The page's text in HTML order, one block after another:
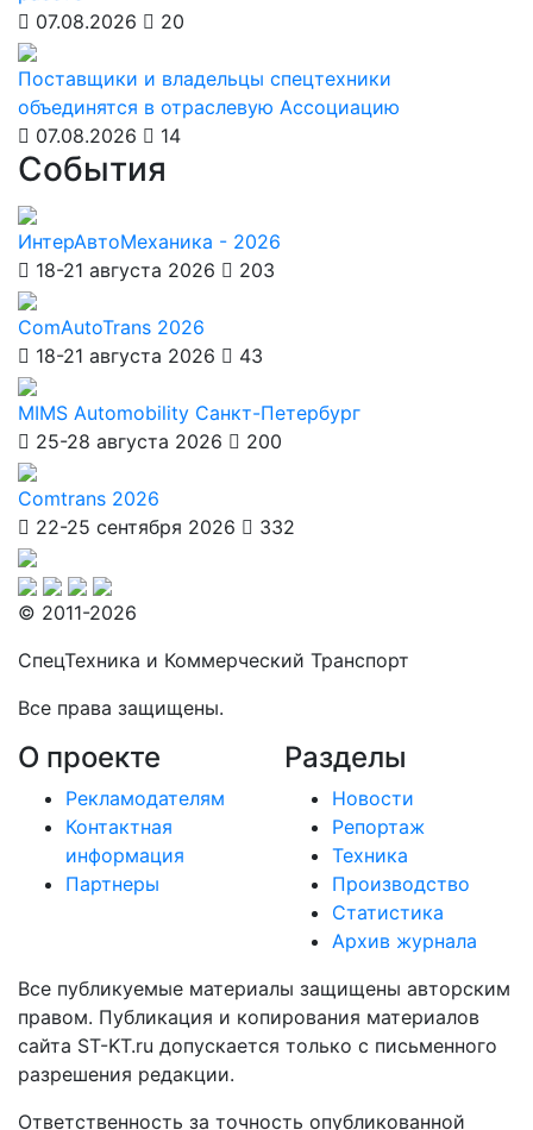
07.08.2026
20
Поставщики и владельцы спецтехники
объединятся в отраслевую Ассоциацию
07.08.2026
14
События
ИнтерАвтоМеханика - 2026
18-21 августа 2026
203
ComAutoTrans 2026
18-21 августа 2026
43
MIMS Automobility Санкт-Петербург
25-28 августа 2026
200
Comtrans 2026
22-25 сентября 2026
332
© 2011-2026
СпецТехника и Коммерческий Транспорт
Все права защищены.
О проекте
Рекламодателям
Контактная
информация
Партнеры
Разделы
Новости
Репортаж
Техника
Производство
Статистика
Архив журнала
Все публикуемые материалы защищены авторским
правом. Публикация и копирования материалов
сайта ST-KT.ru допускается только с письменного
разрешения редакции.
Ответственность за точность опубликованной